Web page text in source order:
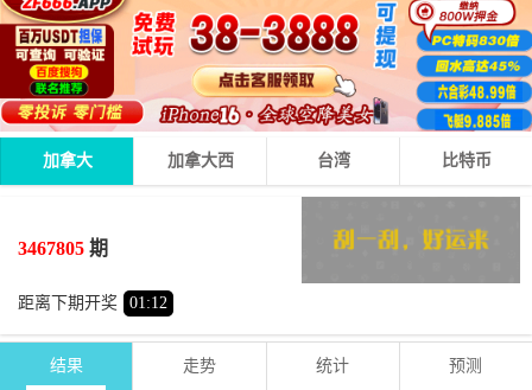
加拿大 加拿大西 台湾 比特币
3467805 期
距离下期开奖 01:12
2 + 1 + 9 = 12
期号 号码
结果 走势 统计 预测